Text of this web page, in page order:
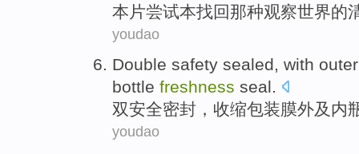
本片尝试本找回那种观察世界的
youdao
Double safety sealed, with outer
bottle freshness seal.
双安全密封 ， 收缩包装膜外及 内
youdao